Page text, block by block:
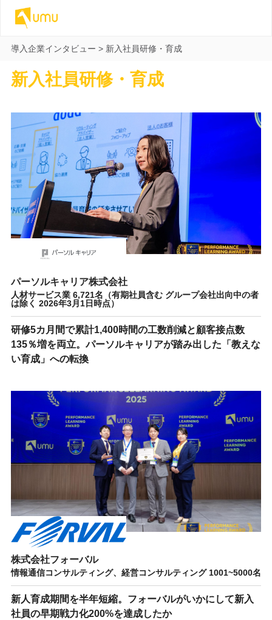
導入企業インタビュー > 新入社員研修・育成
新入社員研修・育成
パーソルキャリア株式会社
人材サービス業 6,721名（有期社員含む グループ会社出向中の者
は除く 2026年3月1日時点）
研修5カ月間で累計1,400時間の工数削減と顧客接点数
135％増を両立。パーソルキャリアが踏み出した「教えな
い育成」への転換
株式会社フォーバル
情報通信コンサルティング、経営コンサルティング 1001~5000名
新人育成期間を半年短縮。フォーバルがいかにして新入
社員の早期戦力化200%を達成したか